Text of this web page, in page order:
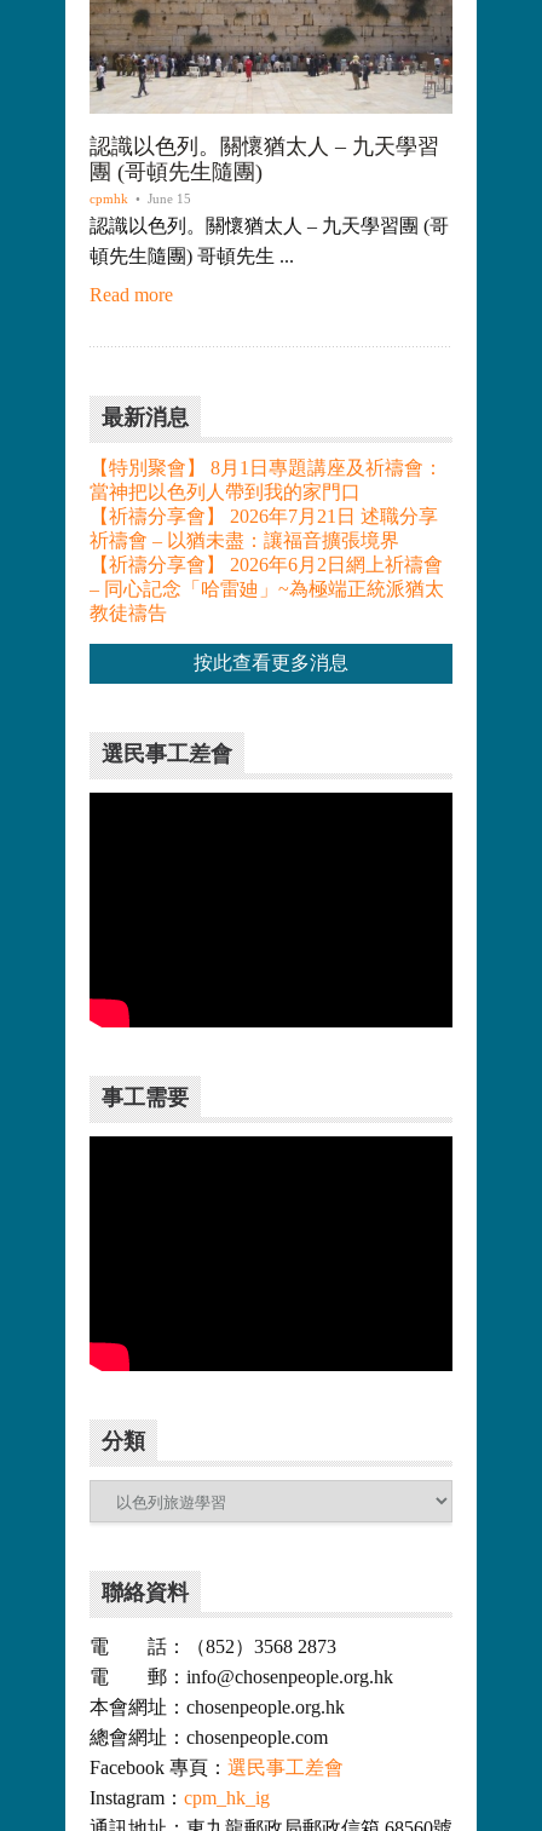
認識以色列。關懷猶太人 – 九天學習
團 (哥頓先生隨團)
cpmhk • June 15
認識以色列。關懷猶太人 – 九天學習團 (哥
頓先生隨團) 哥頓先生 ...
Read more
最新消息
【特別聚會】 8月1日專題講座及祈禱會：
當神把以色列人帶到我的家門口
【祈禱分享會】 2026年7月21日 述職分享
祈禱會 – 以猶未盡：讓福音擴張境界
【祈禱分享會】 2026年6月2日網上祈禱會
– 同心記念「哈雷廸」~為極端正統派猶太
教徒禱告
按此查看更多消息
選民事工差會
事工需要
分類
聯絡資料
電 話：（852）3568 2873
電 郵：info@chosenpeople.org.hk
本會網址：chosenpeople.org.hk
總會網址：chosenpeople.com
Facebook 專頁： 選民事工差會
Instagram： cpm_hk_ig